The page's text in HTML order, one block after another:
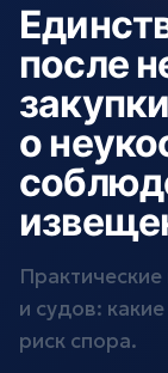
после
о
и судов:
риск спора.